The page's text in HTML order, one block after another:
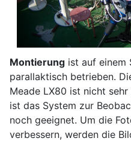
Montierung ist auf
parallaktisch betrieben.
Meade LX80 ist nicht
ist das System zur
noch geeignet. Um die
verbessern, werden die